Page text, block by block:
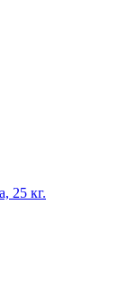
25 кг.